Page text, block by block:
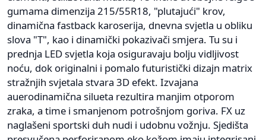
gumama dimenzija 215/55R18, "plutajući" krov,
dinamična fastback karoserija, dnevna svjetla u obliku
slova "T", kao i dinamički pokazivači smjera. Tu su i
prednja LED svjetla koja osiguravaju bolju vidljivost
noću, dok originalni i pomalo futuristički dizajn matrix
stražnjih svjetala stvara 3D efekt. Izvajana
auerodinamična silueta rezultira manjim otporom
zraka, a time i smanjenom potrošnjom goriva. FX uz
naglašeni sportski duh nudi i udobnu vožnju. Sjedišta